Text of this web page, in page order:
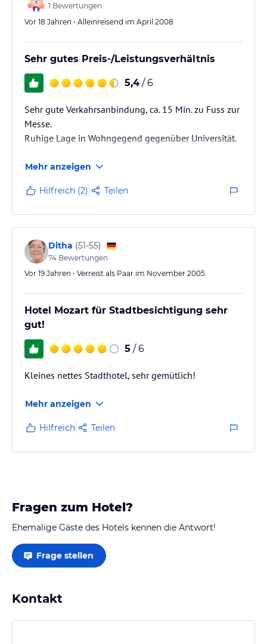
1 Bewertungen
Vor 18 Jahren • Alleinreisend im April 2008
Sehr gutes Preis-/Leistungsverhältnis
5,4 / 6
Sehr gute Verkahrsanbindung, ca. 15 Min. zu Fuss zur
Messe.
Ruhige Lage in Wohngegend gegenüber Universität.
Mehr anzeigen
Hilfreich (2) Teilen
Ditha (51-55)
74 Bewertungen
Vor 19 Jahren • Verreist als Paar im November 2005
Hotel Mozart für Stadtbesichtigung sehr
gut!
5 / 6
Kleines nettes Stadthotel, sehr gemütlich!
Mehr anzeigen
Hilfreich Teilen
Fragen zum Hotel?
Ehemalige Gäste des Hotels kennen die Antwort!
Frage stellen
Kontakt